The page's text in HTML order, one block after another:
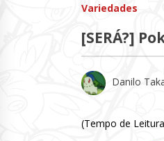
Variedades
[SERÁ?]
Danilo
(Tempo de